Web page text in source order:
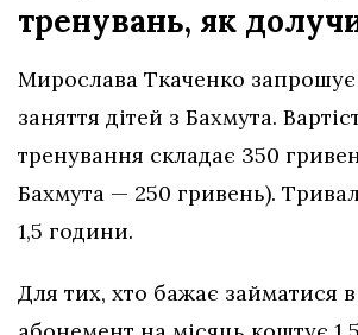
тренувань, як
Мирослава Ткаченко запрошує
заняття дітей з Бахмута.
тренування складає 350
Бахмута — 250 гривень).
1,5 години.
Для тих, хто бажає займатися в